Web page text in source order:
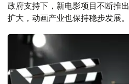
政府支持下，新电影项目不断推
扩大，动画产业也保持稳步发展。